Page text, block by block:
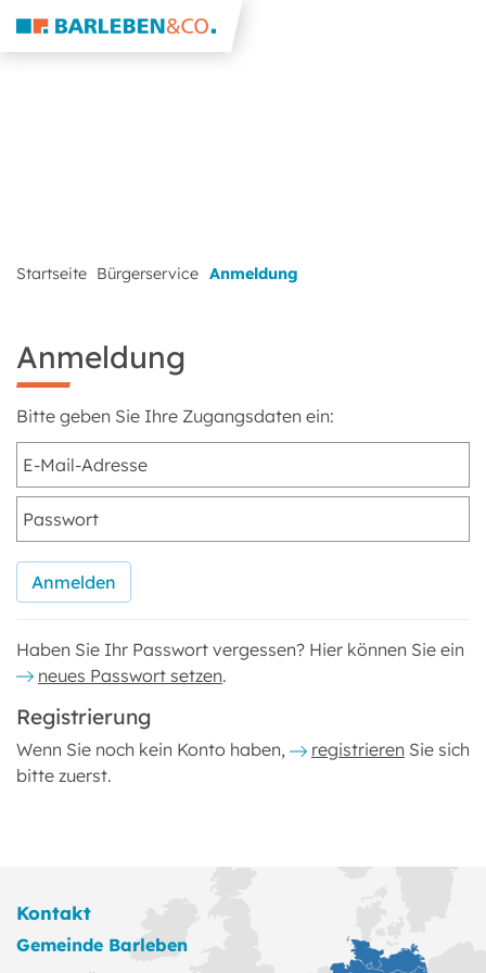
Startseite Bürgerservice Anmeldung
Anmeldung
Bitte geben Sie Ihre Zugangsdaten ein:
Haben Sie Ihr Passwort vergessen? Hier können Sie ein
neues Passwort setzen.
Registrierung
Wenn Sie noch kein Konto haben, registrieren Sie sich
bitte zuerst.
Kontakt
Gemeinde Barleben